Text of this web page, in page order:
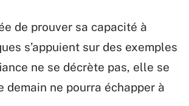
de prouver sa capacité à
s’appuient sur des exemples
ne se décrète pas, elle se
ne pourra échapper à